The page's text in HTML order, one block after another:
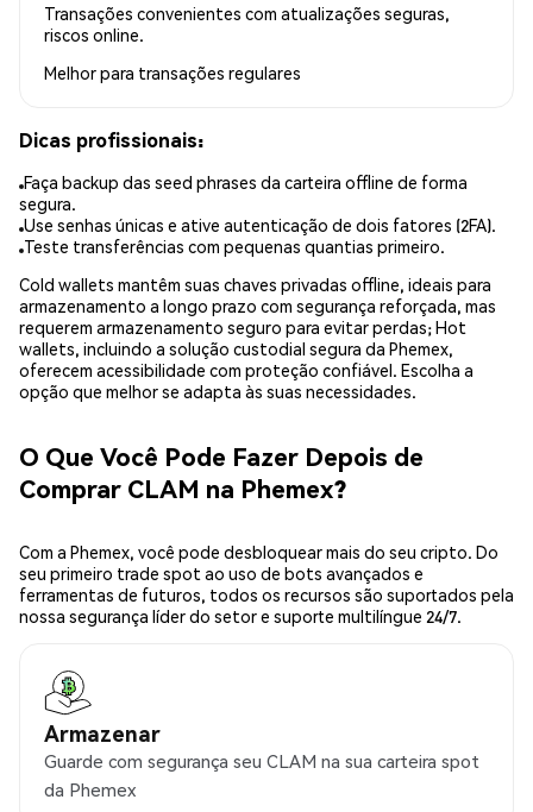
Transações convenientes com atualizações seguras,
riscos online.
Melhor para transações regulares
Dicas profissionais:
Faça backup das seed phrases da carteira offline de forma
segura.
Use senhas únicas e ative autenticação de dois fatores (2FA).
Teste transferências com pequenas quantias primeiro.
Cold wallets mantêm suas chaves privadas offline, ideais para
armazenamento a longo prazo com segurança reforçada, mas
requerem armazenamento seguro para evitar perdas; Hot
wallets, incluindo a solução custodial segura da Phemex,
oferecem acessibilidade com proteção confiável. Escolha a
opção que melhor se adapta às suas necessidades.
O Que Você Pode Fazer Depois de
Comprar CLAM na Phemex?
Com a Phemex, você pode desbloquear mais do seu cripto. Do
seu primeiro trade spot ao uso de bots avançados e
ferramentas de futuros, todos os recursos são suportados pela
nossa segurança líder do setor e suporte multilíngue 24/7.
Armazenar
Guarde com segurança seu CLAM na sua carteira spot
da Phemex